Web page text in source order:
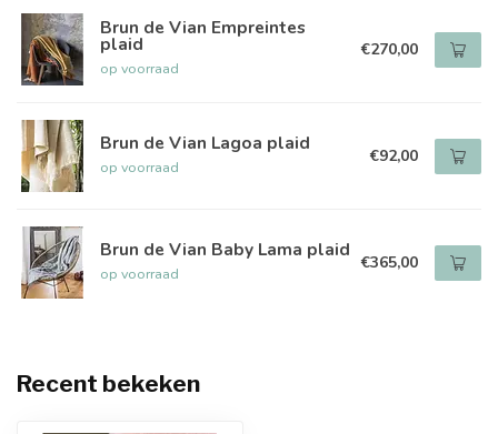
Brun de Vian Empreintes
plaid
op voorraad
€270,00
Brun de Vian Lagoa plaid
op voorraad €92,00
Brun de Vian Baby Lama plaid
op voorraad €365,00
Recent bekeken